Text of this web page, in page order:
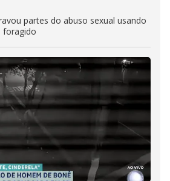
partes do abuso sexual usando
foragido